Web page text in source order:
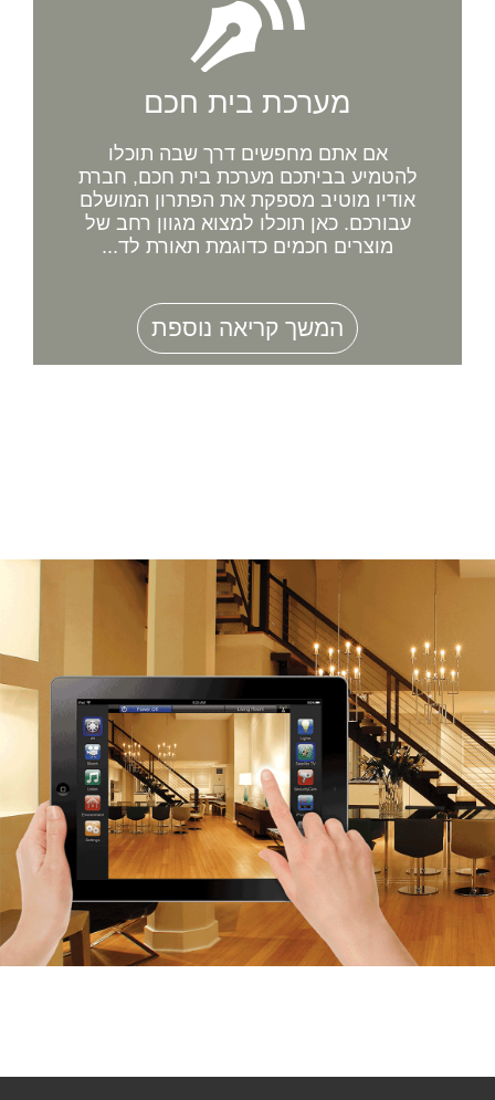
מערכת בית חכם
אם אתם מחפשים דרך שבה תוכלו
להטמיע בביתכם מערכת בית חכם, חברת
אודיו מוטיב מספקת את הפתרון המושלם
עבורכם. כאן תוכלו למצוא מגוון רחב של
מוצרים חכמים כדוגמת תאורת לד...
המשך קריאה נוספת